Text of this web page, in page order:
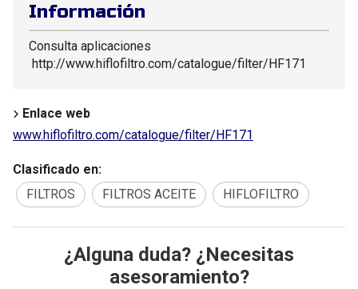
Información
Consulta aplicaciones
http://www.hiflofiltro.com/catalogue/filter/HF171
Enlace web
www.hiflofiltro.com/catalogue/filter/HF171
Clasificado en:
FILTROS
FILTROS ACEITE HIFLOFILTRO
¿Alguna duda? ¿Necesitas
asesoramiento?